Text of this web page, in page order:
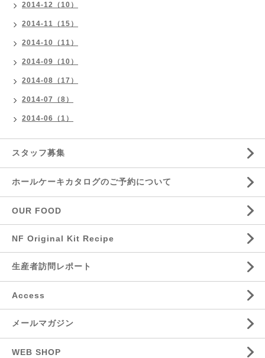
2014-12（10）
2014-11（15）
2014-10（11）
2014-09（10）
2014-08（17）
2014-07（8）
2014-06（1）
スタッフ募集
ホールケーキカタログのご予約について
OUR FOOD
NF Original Kit Recipe
生産者訪問レポート
Access
メールマガジン
WEB SHOP